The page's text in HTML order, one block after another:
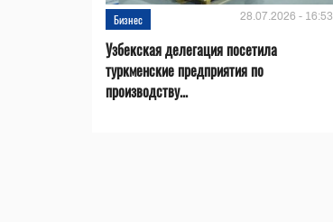
Бизнес 28.07.2026 - 16:53
Узбекская делегация посетила
туркменские предприятия по
производству...